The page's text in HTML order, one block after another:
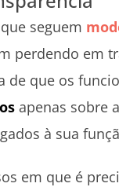
seguem
perdendo em
de que os
apenas sobre
à sua
em que é